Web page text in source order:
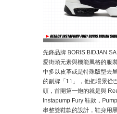
先鋒品牌 BORIS BIDJAN
愛街頭元素與機能風格的服
中多以皮革或是特殊版型去
的副牌「11」，他把場景從
頭，首開第一炮的就是與
Instapump Fury 鞋款，
串整雙鞋款的設計，鞋身用